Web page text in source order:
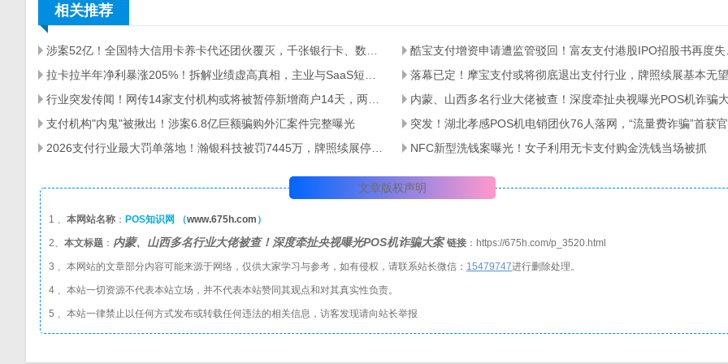
相关推荐
落幕已定！摩宝支付或将彻底退出支付行业，牌照续展基本无望
内蒙、山西多名行业大佬被查！深度牵扯央视曝光POS机诈骗
支付机构"内鬼"被揪出！涉案6.8亿巨额骗购外汇案件完整曝光
NFC新型洗钱案曝光！女子利用无卡支付购金洗钱当场被抓
文章版权声明
1 、 本网站名称 ： POS知识网 （www.675h.com ）
2、 本文标题 ： 内蒙、山西多名行业大佬被查！深度牵扯央视曝光POS机诈骗大案链接 ：https://675h.com/p_3520.html
3 、本网站的文章部分内容可能来源于网络，仅供大家学习与参考，如有侵权，请联系站长微信： 15479747进行删除处理。
4 、本站一切资源不代表本站立场，并不代表本站赞同其观点和对其真实性负责。
5 、本站一律禁止以任何方式发布或转载任何违法的相关信息，访客发现请向站长举报